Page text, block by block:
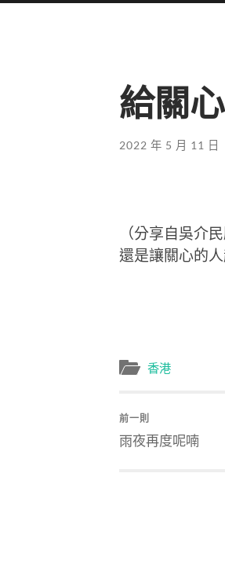
給關
2022 年 5 月 11 日
（分享自吳介
還是讓關心的人
香港
前一則
雨夜再度呢喃